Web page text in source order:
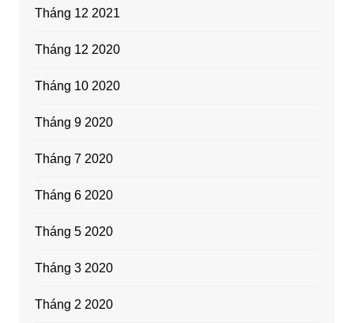
Tháng 12 2021
Tháng 12 2020
Tháng 10 2020
Tháng 9 2020
Tháng 7 2020
Tháng 6 2020
Tháng 5 2020
Tháng 3 2020
Tháng 2 2020